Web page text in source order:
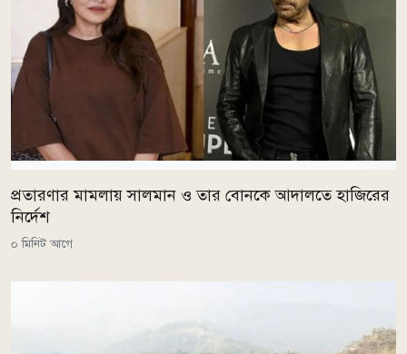
প্রতারণার মামলায় সালমান ও তার বোনকে আদালতে হাজিরের
নির্দেশ
০ মিনিট আগে